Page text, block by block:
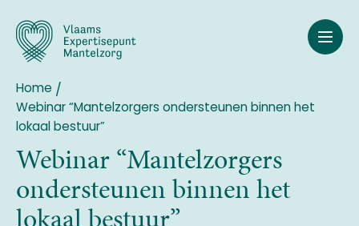
naar
inhoud
gaan
Breadcrumb
Home
Webinar “Mantelzorgers ondersteunen binnen het
lokaal bestuur”
Webinar “Mantelzorgers
ondersteunen binnen het
lokaal bestuur”